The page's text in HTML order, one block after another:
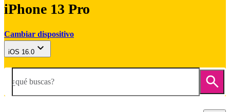
iPhone 13 Pro
Cambiar dispositivo
iOS 16.0
¿qué buscas?